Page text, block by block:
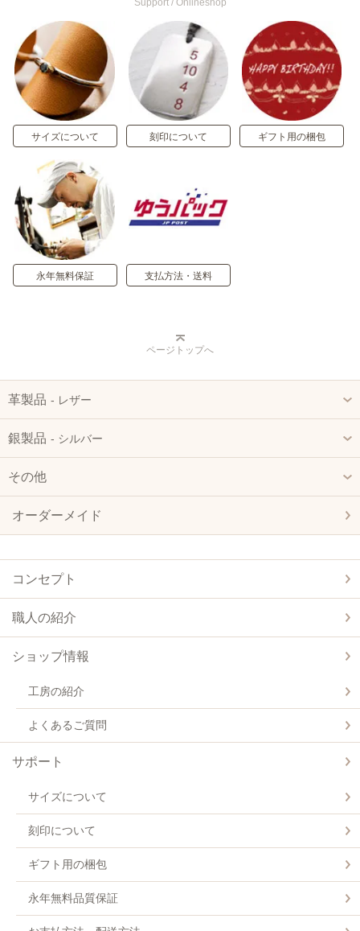
Support / Onlineshop
サイズについて 刻印について ギフト用の梱包
永年無料保証 支払方法・送料
ページトップへ
革製品 ‐ レザー
銀製品 ‐ シルバー
その他
オーダーメイド
コンセプト
職人の紹介
ショップ情報
工房の紹介
よくあるご質問
サポート
サイズについて
刻印について
ギフト用の梱包
永年無料品質保証